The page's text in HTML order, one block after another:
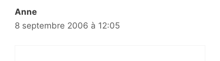
Anne
8 septembre 2006 à 12:05